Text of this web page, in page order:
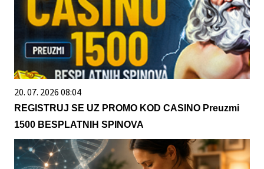
20. 07. 2026 08:04
REGISTRUJ SE UZ PROMO KOD CASINO Preuzmi
1500 BESPLATNIH SPINOVA